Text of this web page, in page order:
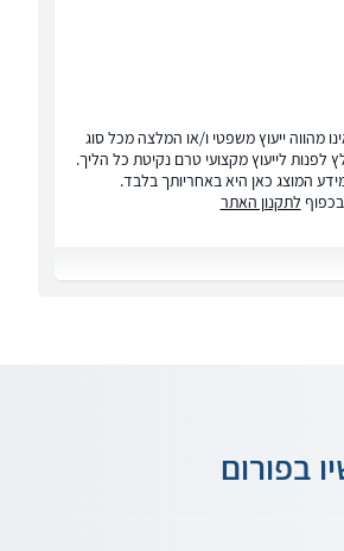
מהווה ייעוץ משפטי ו/או המלצה מכל סוג
לפנות לייעוץ מקצועי טרם נקיטת כל הליך.
המוצג כאן היא באחריותך בלבד.
לתקנון האתר
בפורום